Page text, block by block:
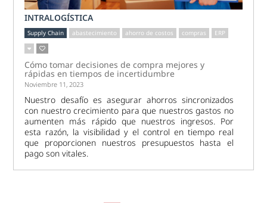
INTRALOGÍSTICA
Supply Chain abastecimiento ahorro de costos compras ERP
Cómo tomar decisiones de compra mejores y
rápidas en tiempos de incertidumbre
Noviembre 11, 2023
Nuestro desafío es asegurar ahorros sincronizados
con nuestro crecimiento para que nuestros gastos no
aumenten más rápido que nuestros ingresos. Por
esta razón, la visibilidad y el control en tiempo real
que proporcionen nuestros presupuestos hasta el
pago son vitales.